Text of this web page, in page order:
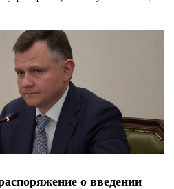
о введении